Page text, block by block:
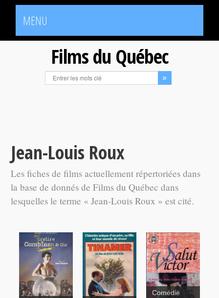
MENU
Films du Québec
Jean-Louis Roux
Les fiches de films actuellement répertoriées dans
la base de donnés de Films du Québec dans
lesquelles le terme « Jean-Louis Roux » est cité.
Comédie